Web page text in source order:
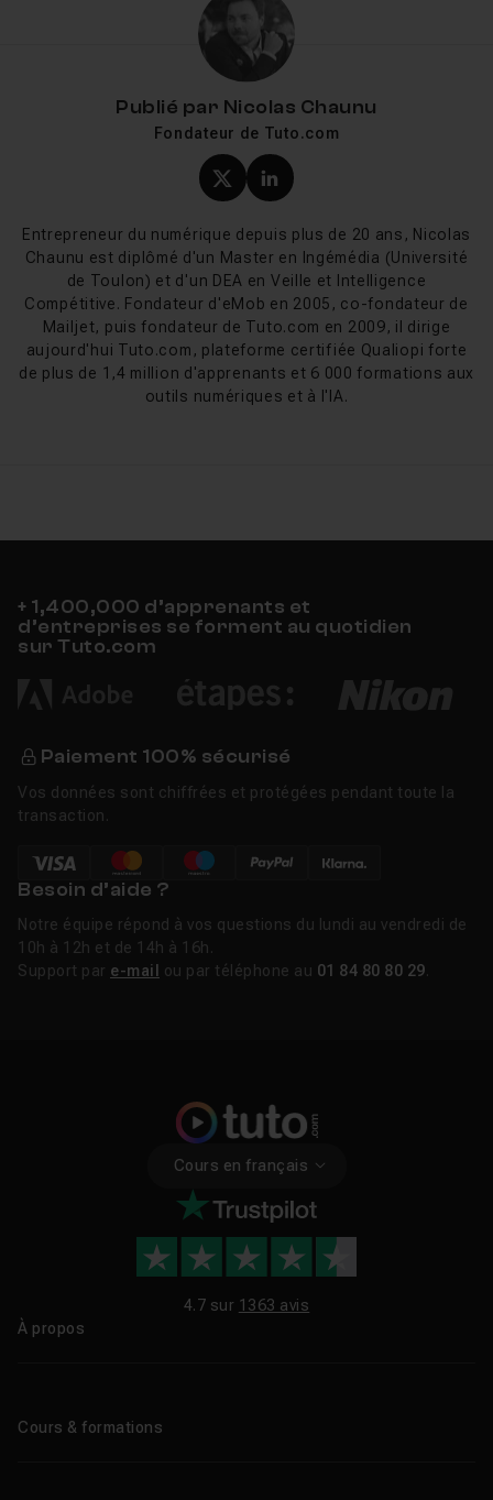
Automatisation via PowerShell et l'API RESTful
Supervision et reporting depuis la console centralisée
vSphere, Microsoft Hyper-V ainsi que les principaux
formations tiennent compte de cette diversité pour vous
préparer à des infrastructures réelles.
À qui s'adressent ces tutos Veeam ?
Cesformations vidéo s'adressent en priorité aux
administrateurs systèmeet auxingénieurs
infrastructurequi gèrent ou vont gérer la sauvegarde et
la reprise après sinistre de leur parc. Elles conviennent
techniciens ITsouhaitant monter en
une connaissance basique de la virtualisation (VMware
Publié par Nicolas Chaunu
Fondateur de Tuto.com
Profil X (twitter) de
Profil LinkedIn de
Entrepreneur du numérique depuis plus de 20 ans, Nicolas
Chaunu est diplômé d'un Master en Ingémédia (Université
de Toulon) et d'un DEA en Veille et Intelligence
Compétitive. Fondateur d'eMob en 2005, co-fondateur de
Mailjet, puis fondateur de Tuto.com en 2009, il dirige
aujourd'hui Tuto.com, plateforme certifiée Qualiopi forte
de plus de 1,4 million d'apprenants et 6 000 formations aux
outils numériques et à l'IA.
+ 1,400,000 d’apprenants et
d’entreprises se forment au quotidien
sur Tuto.com
Paiement 100% sécurisé
Vos données sont chiffrées et protégées pendant toute la
transaction.
Besoin d’aide ?
Notre équipe répond à vos questions du lundi au vendredi de
10h à 12h et de 14h à 16h.
Support par e-mail ou par téléphone au 01 84 80 80 29
Cours en français
4.7 sur 1363 avis
À propos
Cours & formations